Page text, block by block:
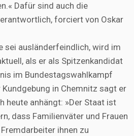
Dafür sind auch die
forciert von Oskar
sei ausländerfeindlich, wird im
als er als Spitzenkandidat
im Bundestagswahlkampf
in Chemnitz sagt er
heute anhängt: »Der Staat ist
dass Familienväter und Frauen
ihnen zu